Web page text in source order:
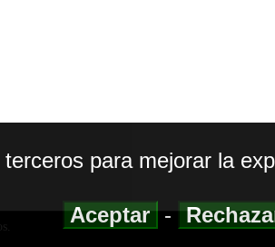
para mejorar la
Aceptar-